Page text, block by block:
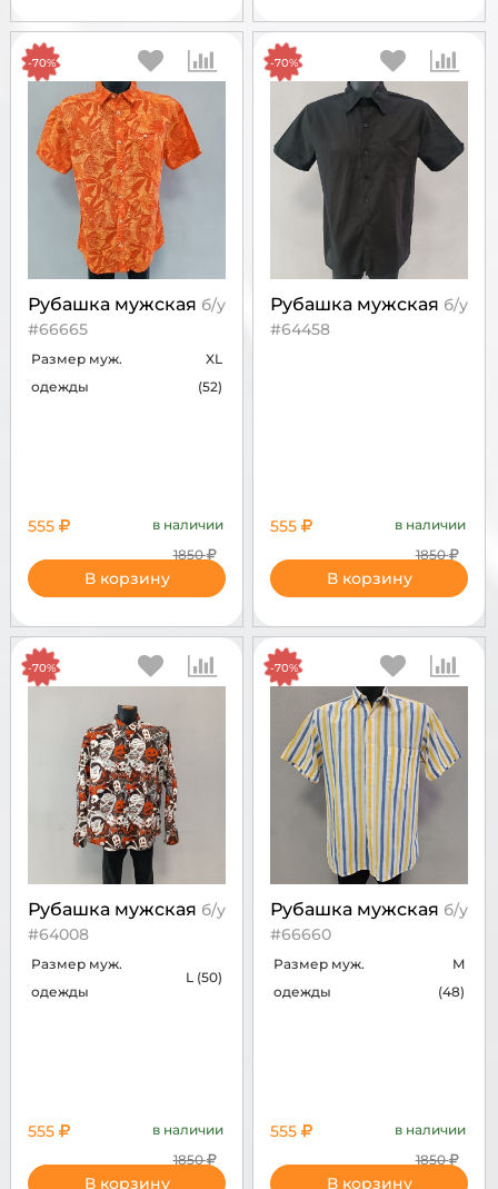
Рубашка мужская б/у
#66665
Размер муж.
одежды
XL
(52)
-70%
555
в наличии
1850
В корзину
Рубашка мужская б/у
#64458
-70%
555
в наличии
1850
В корзину
Рубашка мужская б/у
#64008
Размер муж.
одежды
L (50)
-70%
555
в наличии
1850
В корзину
Рубашка мужская б/у
#66660
Размер муж.
одежды
M
(48)
-70%
555
в наличии
1850
В корзину